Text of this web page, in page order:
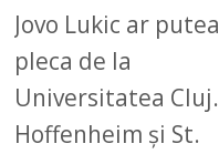
Jovo Lukic ar putea
pleca de la
Universitatea Cluj.
Hoffenheim și St.